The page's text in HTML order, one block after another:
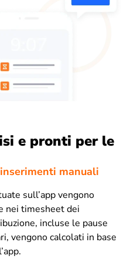
e pronti per le
manuali
sull’app vengono
nei timesheet dei
incluse le pause
vengono calcolati in base